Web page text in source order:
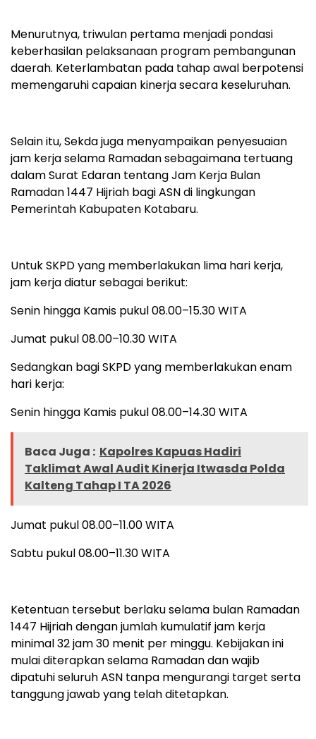
Menurutnya, triwulan pertama menjadi pondasi
keberhasilan pelaksanaan program pembangunan
daerah. Keterlambatan pada tahap awal berpotensi
memengaruhi capaian kinerja secara keseluruhan.
Selain itu, Sekda juga menyampaikan penyesuaian
jam kerja selama Ramadan sebagaimana tertuang
dalam Surat Edaran tentang Jam Kerja Bulan
Ramadan 1447 Hijriah bagi ASN di lingkungan
Pemerintah Kabupaten Kotabaru.
Untuk SKPD yang memberlakukan lima hari kerja,
jam kerja diatur sebagai berikut:
Senin hingga Kamis pukul 08.00–15.30 WITA
Jumat pukul 08.00–10.30 WITA
Sedangkan bagi SKPD yang memberlakukan enam
hari kerja:
Senin hingga Kamis pukul 08.00–14.30 WITA
Baca Juga : Kapolres Kapuas Hadiri
Taklimat Awal Audit Kinerja Itwasda Polda
Kalteng Tahap I TA 2026
Jumat pukul 08.00–11.00 WITA
Sabtu pukul 08.00–11.30 WITA
Ketentuan tersebut berlaku selama bulan Ramadan
1447 Hijriah dengan jumlah kumulatif jam kerja
minimal 32 jam 30 menit per minggu. Kebijakan ini
mulai diterapkan selama Ramadan dan wajib
dipatuhi seluruh ASN tanpa mengurangi target serta
tanggung jawab yang telah ditetapkan.